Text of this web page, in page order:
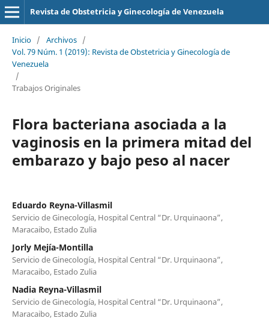
Revista de Obstetricia y Ginecología de Venezuela
Inicio / Archivos /
Vol. 79 Núm. 1 (2019): Revista de Obstetricia y Ginecología de
Venezuela
/
Trabajos Originales
Flora bacteriana asociada a la
vaginosis en la primera mitad del
embarazo y bajo peso al nacer
Eduardo Reyna-Villasmil
Servicio de Ginecología, Hospital Central “Dr. Urquinaona”,
Maracaibo, Estado Zulia
Jorly Mejía-Montilla
Servicio de Ginecología, Hospital Central “Dr. Urquinaona”,
Maracaibo, Estado Zulia
Nadia Reyna-Villasmil
Servicio de Ginecología, Hospital Central “Dr. Urquinaona”,
Maracaibo, Estado Zulia